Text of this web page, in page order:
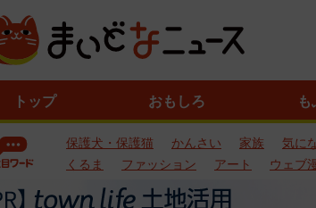
トップ おもしろ も
保護犬・保護猫 かんさい 家族 気に
くるま
ファッション アート ウェブ